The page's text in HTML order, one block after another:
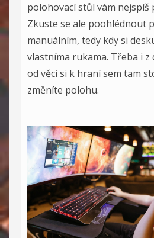
polohovací stůl vám nejspíš
Zkuste se ale poohlédnout
manuálním, tedy kdy si
vlastníma rukama. Třeba i
od věci si k hraní sem tam
změníte polohu.